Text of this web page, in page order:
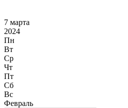
7 марта
2024
Пн
Вт
Ср
Чт
Пт
Сб
Вс
Февраль